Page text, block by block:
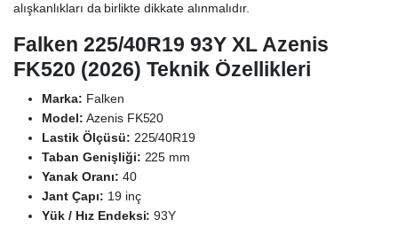
alışkanlıkları da birlikte dikkate alınmalıdır.
Falken 225/40R19 93Y XL Azenis
FK520 (2026) Teknik Özellikleri
Marka: Falken
Model: Azenis FK520
Lastik Ölçüsü: 225/40R19
Taban Genişliği: 225 mm
Yanak Oranı: 40
Jant Çapı: 19 inç
Yük / Hız Endeksi: 93Y